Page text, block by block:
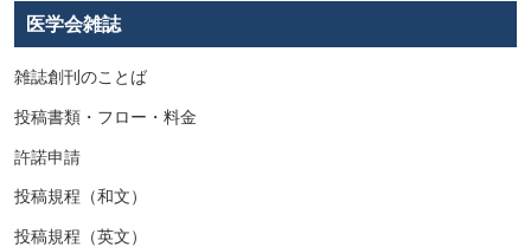
医学会雑誌
雑誌創刊のことば
投稿書類・フロー・料金
許諾申請
投稿規程（和文）
投稿規程（英文）